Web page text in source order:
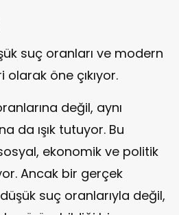
suç oranları ve modern
olarak öne çıkıyor.
değil, aynı
da ışık tutuyor. Bu
ekonomik ve politik
Ancak bir gerçek
suç oranlarıyla değil,